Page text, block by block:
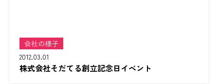
会社の様子
2012.03.01
株式会社そだてる創立記念日イベント